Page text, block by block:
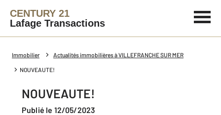
CENTURY 21
Lafage Transactions
Immobilier Actualités immobilières à VILLEFRANCHE SUR MER
NOUVEAUTE!
NOUVEAUTE!
Publié le 12/05/2023